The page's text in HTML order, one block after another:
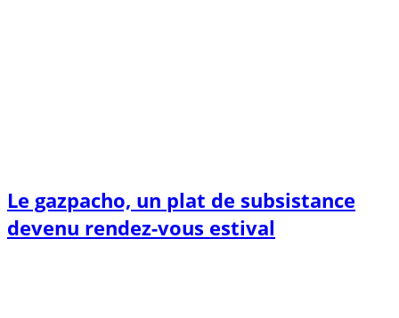
Le gazpacho, un plat de subsistance
devenu rendez-vous estival